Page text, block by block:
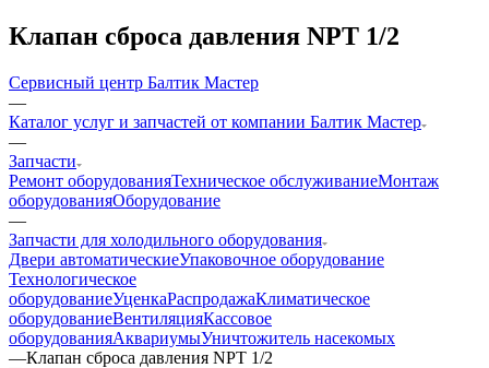
Клапан сброса давления NPT 1/2
Сервисный центр Балтик Мастер
—
Каталог услуг и запчастей от компании Балтик Мастер
—
Запчасти
Ремонт оборудованияТехническое обслуживаниеМонтаж
оборудованияОборудование
—
Запчасти для холодильного оборудования
Двери автоматическиеУпаковочное оборудование
Технологическое
оборудованиеУценкаРаспродажаКлиматическое
оборудованиеВентиляцияКассовое
оборудованияАквариумыУничтожитель насекомых
—Клапан сброса давления NPT 1/2